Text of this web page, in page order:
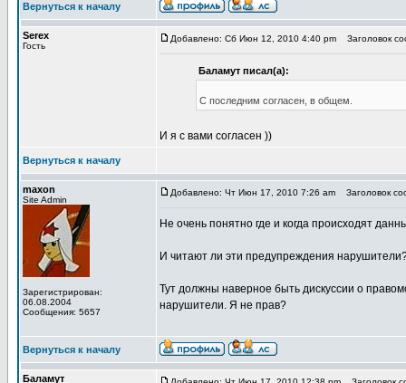
Вернуться к началу
Serex
Гость
Добавлено: Сб Июн 12, 2010 4:40 pm Заголовок
Баламут писал(а):
С последним согласен, в общем.
И я с вами согласен ))
Вернуться к началу
maxon
Site Admin
Зарегистрирован:
06.08.2004
Сообщения: 5657
Добавлено: Чт Июн 17, 2010 7:26 am Заголовок
Не очень понятно где и когда происходят
И читают ли эти предупреждения
Тут должны наверное быть дискуссии о
нарушители. Я не прав?
Вернуться к началу
Баламут